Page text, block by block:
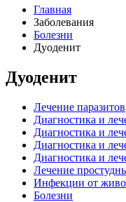
Главная
Заболевания
Болезни
Дуоденит
Дуоденит
Лечение паразитов
Диагностика и
Диагностика и
Диагностика и
Диагностика и
Лечение
Инфекции от
Болезни